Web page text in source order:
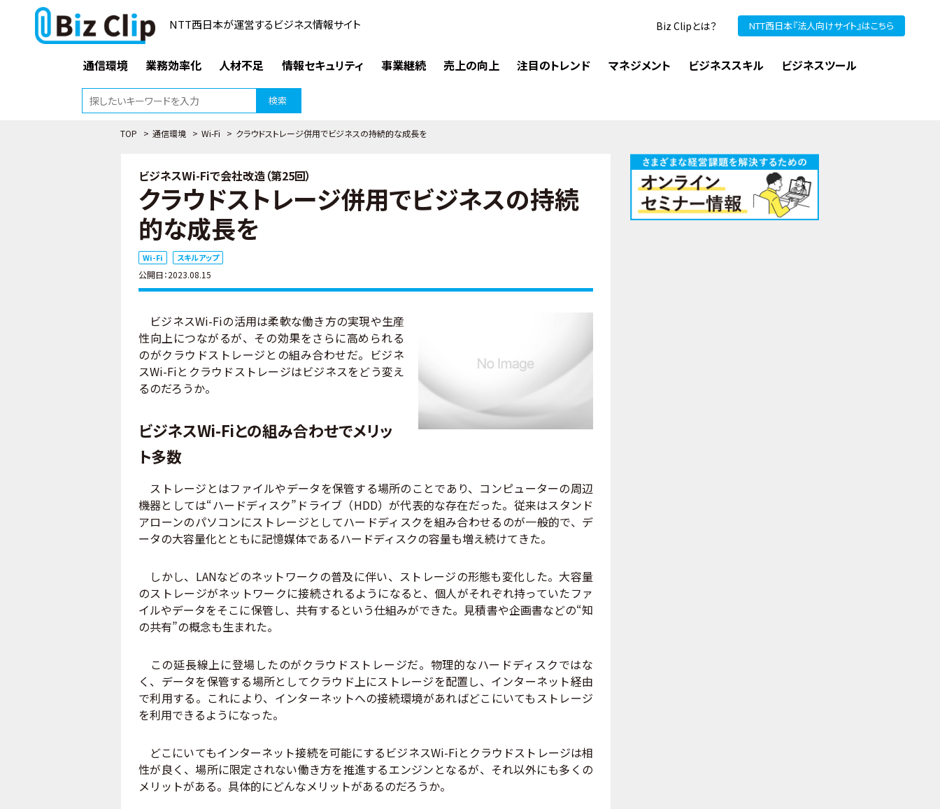
NTT西日本が運営するビジネス情報サイト Biz Clipとは？ NTT西日本『法人向けサイト』はこちら
通信環境 業務効率化 人材不足 情報セキュリティ 事業継続 売上の向上 注目のトレンド マネジメント ビジネススキル ビジネスツール
検索
TOP > 通信環境 > Wi-Fi > クラウドストレージ併用でビジネスの持続的な成長を
ビジネスWi-Fiで会社改造（第25回）
クラウドストレージ併用でビジネスの持続
的な成長を
Wi-Fi スキルアップ
公開日：2023.08.15
ビジネスWi-Fiの活用は柔軟な働き方の実現や生産
性向上につながるが、その効果をさらに高められる
のがクラウドストレージとの組み合わせだ。ビジネ
スWi-Fiとクラウドストレージはビジネスをどう変え
るのだろうか。
ビジネスWi-Fiとの組み合わせでメリッ
ト多数
ストレージとはファイルやデータを保管する場所のことであり、コンピューターの周辺
機器としては“ハードディスク”ドライブ（HDD）が代表的な存在だった。従来はスタンド
アローンのパソコンにストレージとしてハードディスクを組み合わせるのが一般的で、デ
ータの大容量化とともに記憶媒体であるハードディスクの容量も増え続けてきた。
しかし、LANなどのネットワークの普及に伴い、ストレージの形態も変化した。大容量
のストレージがネットワークに接続されるようになると、個人がそれぞれ持っていたファ
イルやデータをそこに保管し、共有するという仕組みができた。見積書や企画書などの“知
の共有”の概念も生まれた。
この延長線上に登場したのがクラウドストレージだ。物理的なハードディスクではな
く、データを保管する場所としてクラウド上にストレージを配置し、インターネット経由
で利用する。これにより、インターネットへの接続環境があればどこにいてもストレージ
を利用できるようになった。
どこにいてもインターネット接続を可能にするビジネスWi-Fiとクラウドストレージは相
性が良く、場所に限定されない働き方を推進するエンジンとなるが、それ以外にも多くの
メリットがある。具体的にどんなメリットがあるのだろうか。